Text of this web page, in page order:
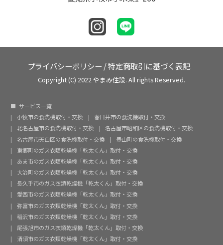
プライバシーポリシー /特定商取引に基づく表記
Copyright (C) 2022 やまみ住設. All rights Reserved.
サービス一覧
小牧市の食洗機取付・交換
春日井市の食洗機取付・交換
北名古屋市の食洗機取付・交換
名古屋市昭和区の食洗機取付・交換
名古屋市天白区の食洗機取付・交換
豊山町の食洗機取付・交換
東郷町のガス衣類乾燥機「乾太くん」取付・交換
あま市のガス衣類乾燥機「乾太くん」取付・交換
大治町のガス衣類乾燥機「乾太くん」取付・交換
長久手市のガス衣類乾燥機「乾太くん」取付・交換
愛西市のガス衣類乾燥機「乾太くん」取付・交換
弥富市のガス衣類乾燥機「乾太くん」取付・交換
稲沢市のガス衣類乾燥機「乾太くん」取付・交換
尾張旭市のガス衣類乾燥機「乾太くん」取付・交換
清須市のガス衣類乾燥機「乾太くん」取付・交換